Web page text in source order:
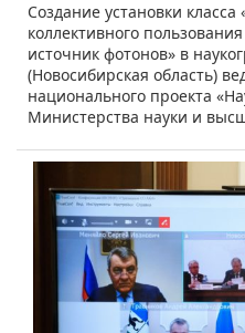
​​​Создание установки класса
коллективного
источник фотонов» в
(Новосибирская область)
национального проекта
Министерства науки и